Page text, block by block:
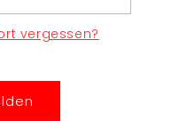
vergessen?